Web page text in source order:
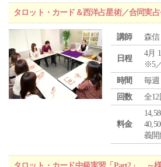
タロット・カード＆西洋占星術／合同実
講師 森
日程
4月
※5
時間
毎週
回数
全12
料金
義開